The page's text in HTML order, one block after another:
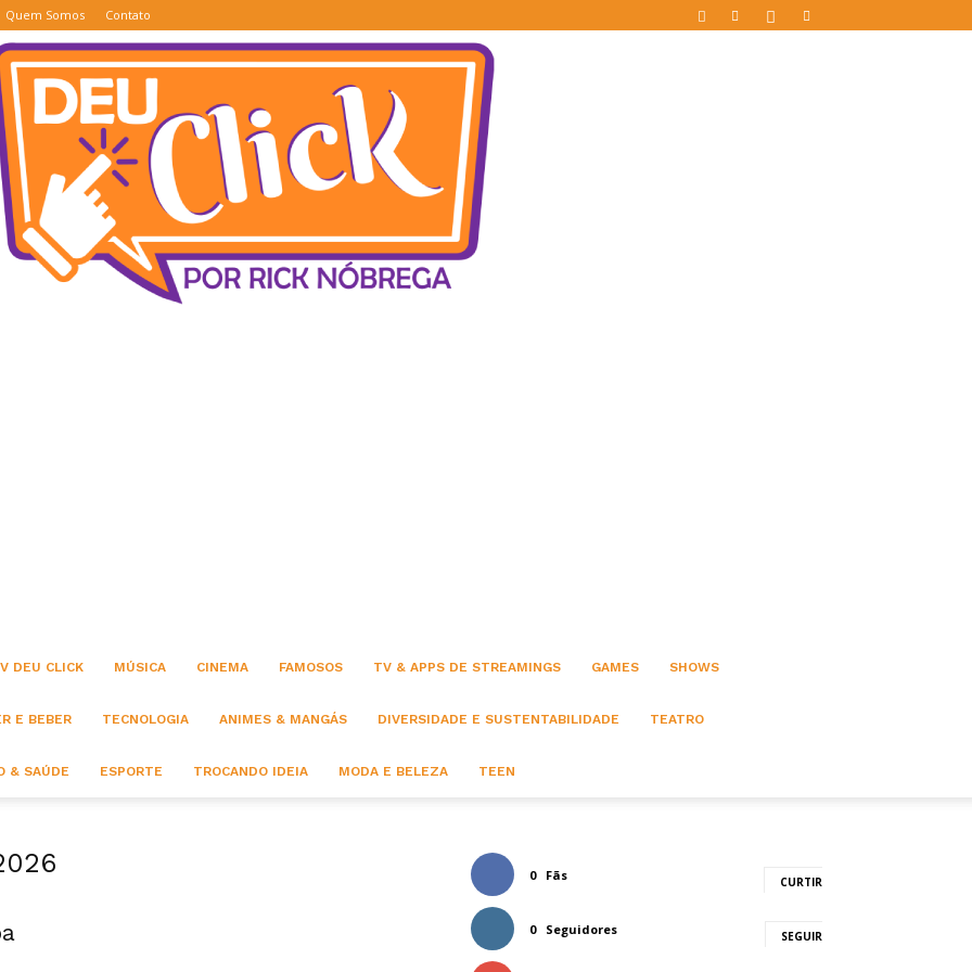
Quem Somos Contato
DEU CLICK MÚSICA CINEMA FAMOSOS TV & APPS DE STREAMINGS GAMES SHOWS
E BEBER TECNOLOGIA ANIMES & MANGÁS DIVERSIDADE E SUSTENTABILIDADE TEATRO
& SAÚDE ESPORTE TROCANDO IDEIA MODA E BELEZA TEEN
0 Fãs CURTIR
0 Seguidores SEGUIR